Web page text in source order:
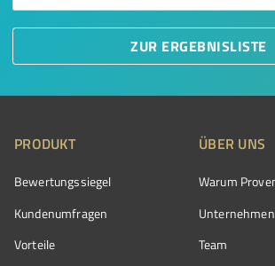
ZUR ERGEBNISLISTE
PRODUKT
Bewertungssiegel
Kundenumfragen
Vorteile
ÜBER UNS
Warum
Unternehmen
Team